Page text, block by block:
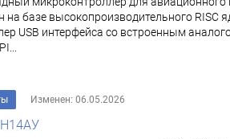
на базе высокопроизводительного
USB интерфейса со встроенным
Изменен: 06.05.2026